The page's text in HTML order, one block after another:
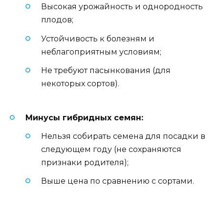
Высокая урожайность и однородность
плодов;
Устойчивость к болезням и
неблагоприятным условиям;
Не требуют пасынкования (для
некоторых сортов).
Минусы гибридных семян:
Нельзя собирать семена для посадки в
следующем году (не сохраняются
признаки родителя);
Выше цена по сравнению с сортами.